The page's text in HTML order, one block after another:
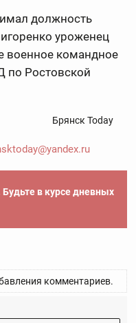
должность
уроженец
военное командное
Ростовской
Брянск Today
в курсе дневных
комментариев.